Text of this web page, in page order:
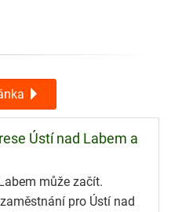
Ústí nad Labem a
může začít.
pro Ústí nad